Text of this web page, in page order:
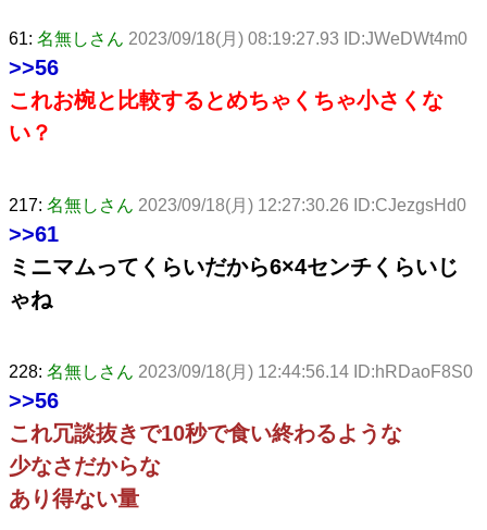
61: 名無しさん 2023/09/18(月) 08:19:27.93 ID:JWeDWt4m0
>>56
これお椀と比較するとめちゃくちゃ小さくな
い？
217: 名無しさん 2023/09/18(月) 12:27:30.26 ID:CJezgsHd0
>>61
ミニマムってくらいだから6×4センチくらいじ
ゃね
228: 名無しさん 2023/09/18(月) 12:44:56.14 ID:hRDaoF8S0
>>56
これ冗談抜きで10秒で食い終わるような
少なさだからな
あり得ない量